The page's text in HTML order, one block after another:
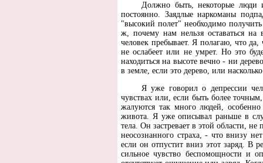
Должно быть, некоторые люди
постоянно. Заядлые наркоманы
"высокий полет" необходимо
ж, почему нам нельзя оставаться на
человек пребывает. Я полагаю, что
не ослабеет или не умрет. Но это
находиться на высоте вечно - ни
в земле, если это дерево, или
Я уже говорил о депрессии
чувствах или, если быть более
жалуются так много людей,
живота. Я уже описывал раньше в
тела. Он застревает в этой области,
неосознанного страха, - что внизу
если он отпустит вниз этот заряд. В
сильное чувство беспомощности и